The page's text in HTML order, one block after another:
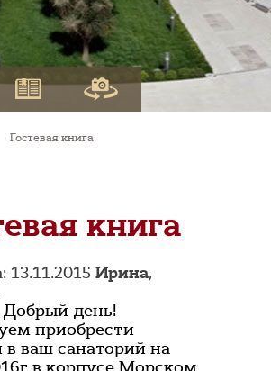
Гостевая книга
книга
13.11.2015 Ирина,
Добрый день!
приобрести
в ваш санаторий на